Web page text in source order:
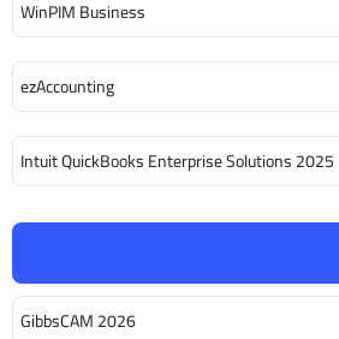
GibbsCAM 2026
WinPIM Business
ezAccounting
Intuit QuickBooks Enterprise Solutions 2025